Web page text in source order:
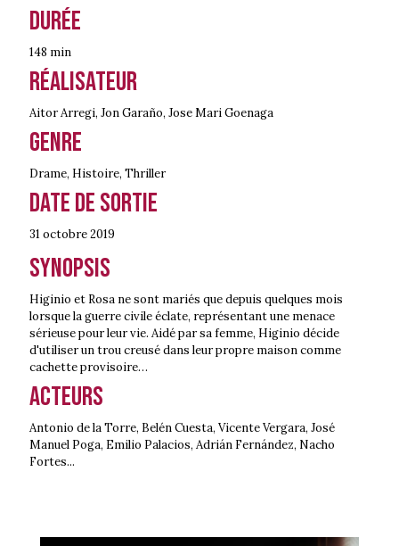
Durée
148 min
Réalisateur
Aitor Arregi, Jon Garaño, Jose Mari Goenaga
Genre
Drame, Histoire, Thriller
Date de sortie
31 octobre2019
Synopsis
Higinio et Rosa ne sont mariés que depuis quelques mois
lorsque la guerre civile éclate, représentant une menace
sérieuse pour leur vie. Aidé par sa femme, Higinio décide
d'utiliser un trou creusé dans leur propre maison comme
cachette provisoire…
Acteurs
Antonio de la Torre, Belén Cuesta, Vicente Vergara, José
Manuel Poga, Emilio Palacios, Adrián Fernández, Nacho
Fortes...